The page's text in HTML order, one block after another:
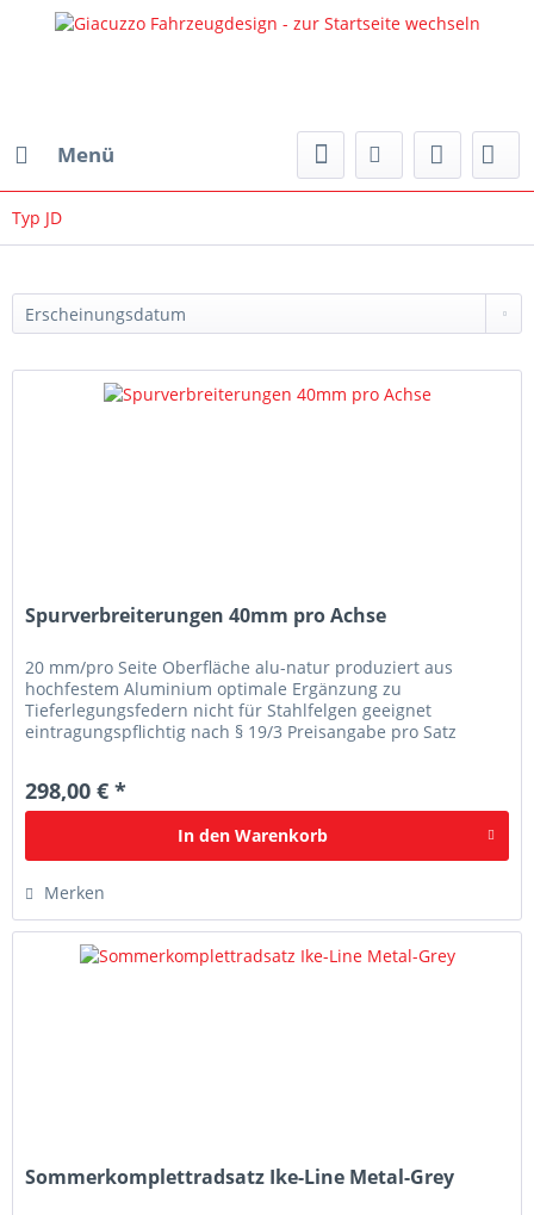
Menü
Typ JD
Spurverbreiterungen 40mm pro Achse
20 mm/pro Seite Oberfläche alu-natur produziert aus
hochfestem Aluminium optimale Ergänzung zu
Tieferlegungsfedern nicht für Stahlfelgen geeignet
eintragungspflichtig nach § 19/3 Preisangabe pro Satz
298,00 € *
In den Warenkorb
Merken
Sommerkomplettradsatz Ike-Line Metal-Grey